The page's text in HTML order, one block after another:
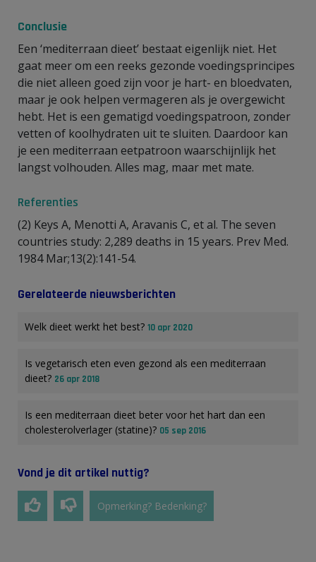
Conclusie
Een ‘mediterraan dieet’ bestaat eigenlijk niet. Het
gaat meer om een reeks gezonde voedingsprincipes
die niet alleen goed zijn voor je hart- en bloedvaten,
maar je ook helpen vermageren als je overgewicht
hebt. Het is een gematigd voedingspatroon, zonder
vetten of koolhydraten uit te sluiten. Daardoor kan
je een mediterraan eetpatroon waarschijnlijk het
langst volhouden. Alles mag, maar met mate.
Referenties
(2) Keys A, Menotti A, Aravanis C, et al. The seven
countries study: 2,289 deaths in 15 years. Prev Med.
1984 Mar;13(2):141-54.
Gerelateerde nieuwsberichten
Welk dieet werkt het best? 10 apr 2020
Is vegetarisch eten even gezond als een mediterraan
dieet? 26 apr 2018
Is een mediterraan dieet beter voor het hart dan een
cholesterolverlager (statine)? 05 sep 2016
Vond je dit artikel nuttig?
Opmerking? Bedenking?